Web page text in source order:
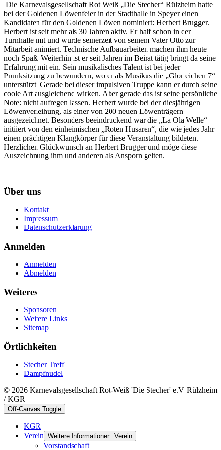
Die Karnevalsgesellschaft Rot Weiß „Die Stecher“ Rülzheim hatte
bei der Goldenen Löwenfeier in der Stadthalle in Speyer einen
Kandidaten für den Goldenen Löwen nominiert: Herbert Brugger.
Herbert ist seit mehr als 30 Jahren aktiv. Er half schon in der
Turnhalle mit und wurde seinerzeit von seinem Vater Otto zur
Mitarbeit animiert. Technische Aufbauarbeiten machen ihm heute
noch Spaß. Weiterhin ist er seit Jahren im Beirat tätig bringt da seine
Erfahrung mit ein. Sein musikalisches Talent ist bei jeder
Prunksitzung zu bewundern, wo er als Musikus die „Glorreichen 7“
unterstützt. Gerade bei dieser impulsiven Truppe kann er durch seine
coole Art ausgleichend wirken. Aber gerade das ist seine persönliche
Note: nicht aufregen lassen. Herbert wurde bei der diesjährigen
Löwenverleihung, als einer von 200 neuen Löwenträgern
ausgezeichnet. Besonders beeindruckend war die „La Ola Welle“
initiiert von den einheimischen „Roten Husaren“, die wie jedes Jahr
einen prächtigen Klangkörper für diese Veranstaltung bildeten.
Herzlichen Glückwunsch an Herbert Brugger und möge diese
Auszeichnung ihm und anderen als Ansporn gelten.
Über uns
Kontakt
Impressum
Datenschutzerklärung
Anmelden
Anmelden
Abmelden
Weiteres
Sponsoren
Weitere Links
Sitemap
Örtlichkeiten
Stecher Treff
Dampfnudel
© 2026 Karnevalsgesellschaft Rot-Weiß 'Die Stecher' e.V. Rülzheim
/ KGR
Off-Canvas Toggle
KGR
Verein Weitere Informationen: Verein
Vorstandschaft